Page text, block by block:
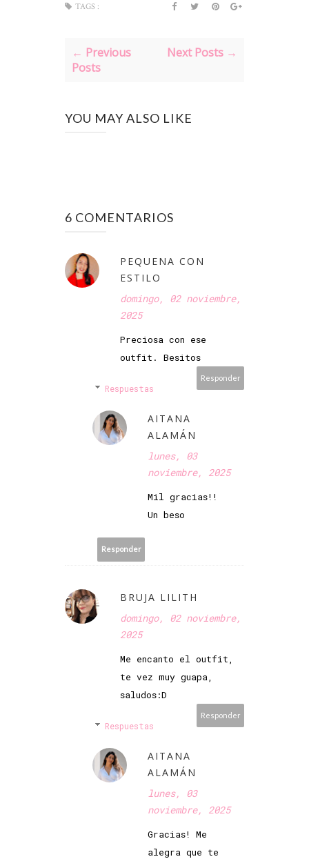
TAGS :
← Previous
Posts
Next Posts →
YOU MAY ALSO LIKE
6 COMENTARIOS
PEQUENA CON
ESTILO
domingo, 02 noviembre,
2025
Preciosa con ese
outfit. Besitos
Responder
Respuestas
AITANA
ALAMÁN
lunes, 03
noviembre, 2025
Mil gracias!!
Un beso
Responder
BRUJA LILITH
domingo, 02 noviembre,
2025
Me encanto el outfit,
te vez muy guapa,
saludos:D
Responder
Respuestas
AITANA
ALAMÁN
lunes, 03
noviembre, 2025
Gracias! Me
alegra que te